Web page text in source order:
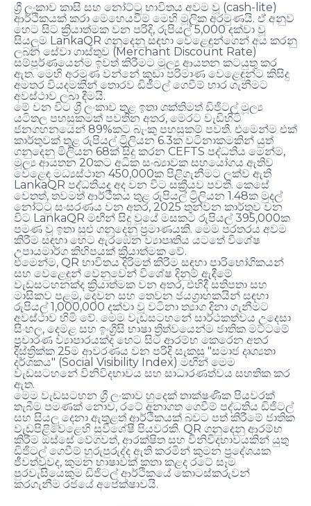
ශ්‍රී ලංකාව කාසි සහ නෝට්ටු භාවිතය අවම වූ (cash-lite)
ආර්ථිකයක් කරා මෙහෙයවීම මෙහි මූලික අරමුණයි. ඒ අනුව
හෙට සිට ක්‍රියාත්මක වන පරිදි, රුපියල් 5,000දක්වා වූ
සියලුම LankaQR ගනුදෙනු සඳහා වෙළෙඳුන්ගෙන් අය කරනු
ලබන සේවා ගාස්තුව (Merchant Discount Rate)
සම්පූර්ණයෙන්ම ඉවත් කිරීමට මූල්‍ය ආයතන කටයුතු කර
ඇත.මෙහි අරමුණ වන්නේ කුඩා පරිමාණ වෙළෙඳුන්ට කිසිදු
අමතර වියදමකින් තොරව ඩිජිටල් ගෙවීම් භාර ගැනීමට
අවස්ථාව ලබා දීමයි.
මේ වන විට ශ්‍රී ලංකාව තුළ ඉතා ශක්තිමත් ඩිජිටල් මූල්‍ය
යටිතල පහසුකමක් පවතින අතර, මෙරට වැඩිහිටි
ජනගහනයෙන් 89%කට බැංකු පහසුකම් පවතී. එමෙන්ම එක්
කාර්තුවක් තුළ රුපියල් ට්‍රිලියන 6.3ක වටිනාකමකින් යුත්
ගනුදෙනු මිලියන 68ක් සිදු කරන CEFTS පද්ධතිය මෙන්ම,
මූල්‍ය ආයතන 20කට අධික සංඛ්‍යාවක සහයෝගය ඇතිව
වෙළෙඳ මධ්‍යස්ථාන 450,000ක පිළිගැනීමට ලක්ව ඇති
LankaQR පද්ධතියද අද වන විට සක්‍රීයව පවතී. කෙසේ
වෙතත්, තවමත් ආර්ථිකය තුළ රුපියල් ට්‍රිලියන 1.48ක මුදල්
නෝට්ටු සංසරණය වන අතර, 2025 තුන්වන කාර්තුව වන
විට LankaQR මඟින් සිදු වූයේ මසකට රුපියල් 395,000ක
පමණ වූ ඉතා සුළු ගනුදෙනු ප්‍රමාණයකි. මෙම පරතරය අවම
කිරීම සඳහා හෙට ඇරඹෙන ව්‍යාපෘතිය යටතේ විශේෂ
උපායමාර්ග කිහිපයක් ක්‍රියාත්මක වේ.
එමෙන්ම, QR භාවිතය දිරිමත් කිරීම සඳහා පාරිභෝගිකයන්
සහ වෙළෙඳුන් වෙනුවෙන් විශේෂ දිනුම් ඇදීමේ
වැඩසටහනක්ද ක්‍රියාත්මක වන අතර,එහිදී සතිපතා සහ
මාසිකව පළමු,දෙවන සහ තෙවන ජයග්‍රාහකයින් සඳහා
රුපියල් 1,000,000 දක්වා වූ වටිනා ත්‍යාග දිනා ගැනීමට
අවස්ථාව හිමි වේ. මෙම වැඩසටහනේ සාර්ථකත්වය උදෙසා
සිංහල, දෙමළ සහ ඉංග්‍රීසි භාෂා ත්‍රිත්වයෙන්ම ජාතික මට්ටමේ
ප්‍රචාරණ ව්‍යාපාරයක්ද හෙට සිට ආරම්භ කෙරෙන අතර
දිස්ත්‍රික්ක 25ම ආවරණය වන පරිදි සැකසූ "සමාජ දෘශ්‍යතා
දර්ශකය" (Social Visibility Index) මඟින් මෙම
වැඩසටහනේ විනිවිදභාවය සහ සාධාරණත්වය සහතික කර
ඇත.
මෙම වැඩසටහන ශ්‍රී ලංකාව හුදෙක් තාක්ෂණික පියවරක්
තැබීම පමණක් නොව, රටේ අනාගත ගෙවීම් පද්ධතිය ඩිජිටල්
සහ සියලු දෙනා ඇතුළත් ආර්ථිකයක් බවට පත් කිරීමේ ජාතික
වැඩපිළිවෙළෙහි සුවිශේෂී පියවරකි. QR ගනුදෙනු ආරම්භ
කිරීම ඔස්සේ වේගවත්, ආරක්ෂිත සහ විනිවිදභාවයකින් යුතු
ඩිජිටල් ගෙවීම් හුරුපුරුද්ද ඇති කරමින් කුමන ප්‍රදේශයක
ජීවත්වුවද, කුමන භාෂාවක් කතා කළද රටේ සෑම
පුරවැසියෙකුම ඩිජිටල් ආර්ථිකයේ කොටස්කරුවන්
කරගැනීම රජයේ අපේක්ෂාවයි.